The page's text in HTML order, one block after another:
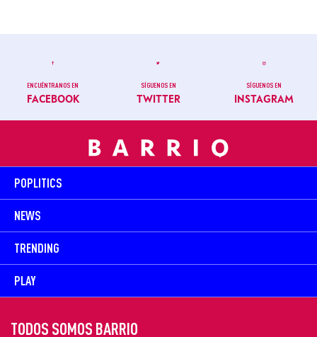
ENCUÉNTRANOS EN
FACEBOOK
SÍGUENOS EN
TWITTER
SÍGUENOS EN
INSTAGRAM
POPLITICS
NEWS
TRENDING
PLAY
TODOS SOMOS BARRIO